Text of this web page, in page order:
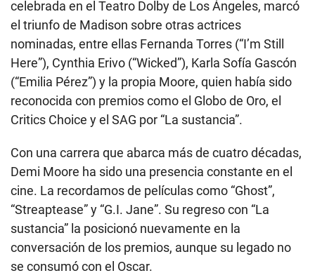
celebrada en el Teatro Dolby de Los Ángeles, marcó
el triunfo de Madison sobre otras actrices
nominadas, entre ellas Fernanda Torres (“I’m Still
Here”), Cynthia Erivo (“Wicked”), Karla Sofía Gascón
(“Emilia Pérez”) y la propia Moore, quien había sido
reconocida con premios como el Globo de Oro, el
Critics Choice y el SAG por “La sustancia”.
Con una carrera que abarca más de cuatro décadas,
Demi Moore ha sido una presencia constante en el
cine. La recordamos de películas como “Ghost”,
“Streaptease” y “G.I. Jane”. Su regreso con “La
sustancia” la posicionó nuevamente en la
conversación de los premios, aunque su legado no
se consumó con el Oscar.